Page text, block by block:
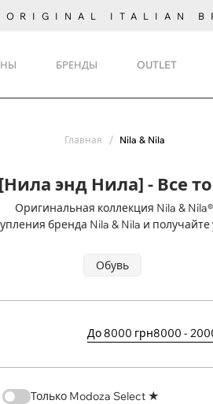
ORIGINAL ITALIAN
БРЕНДЫ OUTLET
Главная Nila & Nila
[Нила энд Нила] - Все
Оригинальная коллекция Nila &
бренда Nila & Nila и
Обувь
До 8000 грн8000 -
Только Modoza Select ★